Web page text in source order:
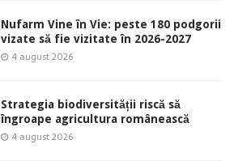
Nufarm Vine în Vie: peste 180 podgorii
vizate să fie vizitate în 2026-2027
4 august 2026
Strategia biodiversității riscă să
îngroape agricultura românească
4 august 2026